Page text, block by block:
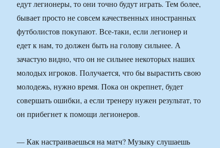
едут легионеры, то они точно будут играть. Тем более,
бывает просто не совсем качественных иностранных
футболистов покупают. Все-таки, если легионер и
едет к нам, то должен быть на голову сильнее. А
зачастую видно, что он не сильнее некоторых наших
молодых игроков. Получается, что бы вырастить свою
молодежь, нужно время. Пока он окрепнет, будет
совершать ошибки, а если тренеру нужен результат, то
он прибегнет к помощи легионеров.
— Как настраиваешься на матч? Музыку слушаешь